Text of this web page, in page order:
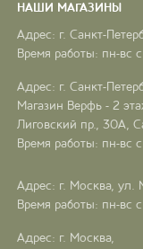
НАШИ МАГАЗИНЫ
Адрес: г. Санкт-
Время работы: пн-вс
Адрес: г. Санкт-
Магазин Верфь - 2
Лиговский пр., 30А,
Время работы: пн-вс
Адрес: г. Москва, ул.
Время работы: пн-вс
Адрес: г. Москва,